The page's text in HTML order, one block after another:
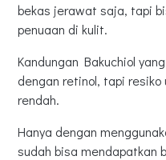
bekas jerawat saja, tapi
penuaan di kulit.
Kandungan Bakuchiol
dengan retinol, tapi
rendah.
Hanya dengan
sudah bisa mendapatkan